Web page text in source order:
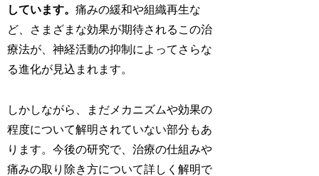
しています。痛みの緩和や組織再生な
ど、さまざまな効果が期待されるこの治
療法が、神経活動の抑制によってさらな
る進化が見込まれます。
しかしながら、まだメカニズムや効果の
程度について解明されていない部分もあ
ります。今後の研究で、治療の仕組みや
痛みの取り除き方について詳しく解明で